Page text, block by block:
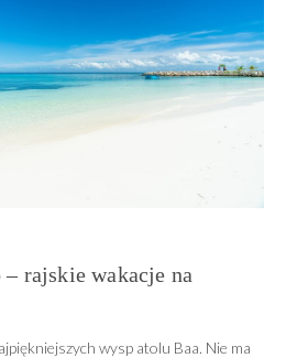
rajskie wakacje na
wysp atolu Baa. Nie ma